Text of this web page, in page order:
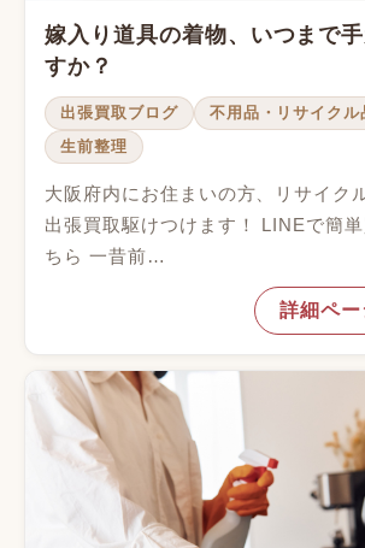
嫁入り道具の着物、いつまで
すか？
出張買取ブログ
不用品・リサイクル
生前整理
大阪府内にお住まいの方、リサイク
出張買取駆けつけます！ LINEで簡単
ちら 一昔前…
詳細ペ